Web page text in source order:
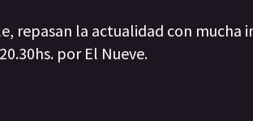
repasan la actualidad con mucha
por El Nueve.